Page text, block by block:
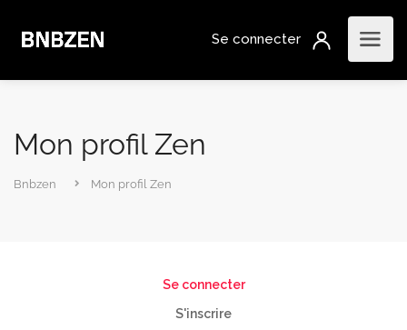
Mon profil Zen
Bnbzen Mon profil Zen
Se connecter
S'inscrire